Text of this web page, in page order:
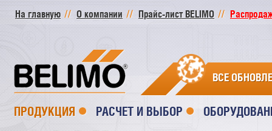
На главную О компании Прайс-лист BELIMO
ВСЕ
ПРОДУКЦИЯ РАСЧЕТ И ВЫБОР